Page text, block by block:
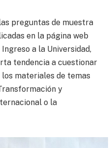
preguntas de muestra
en la página web
a la Universidad,
tendencia a cuestionar
materiales de temas
y
o la